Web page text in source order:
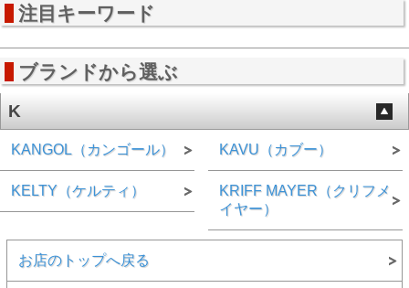
注目キーワード
ブランドから選ぶ
K
KANGOL（カンゴール）
KELTY（ケルティ）
KAVU（カブー）
KRIFF MAYER（クリフメ
イヤー）
お店のトップへ戻る